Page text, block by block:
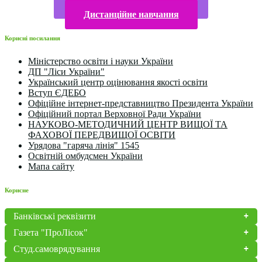
Дистанційне навчання
Корисні посилання
Міністерство освіти і науки України
ДП "Ліси України"
Український центр оцінювання якості освіти
Вступ ЄДЕБО
Офіційне інтернет-представництво Президента України
Офіційний портал Верховної Ради України
НАУКОВО-МЕТОДИЧНИЙ ЦЕНТР ВИЩОЇ ТА
ФАХОВОЇ ПЕРЕДВИЩОЇ ОСВІТИ
Урядова "гаряча лінія" 1545
Освітній омбудсмен України
Мапа сайту
Корисне
Банківські реквізити
Газета "ПроЛісок"
Студ.самоврядування